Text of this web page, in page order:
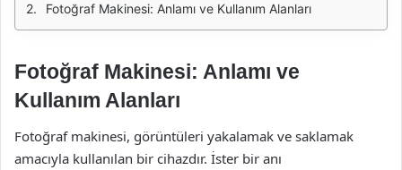
Fotoğraf Makinesi: Anlamı ve Kullanım Alanları
Fotoğraf Makinesi: Anlamı ve
Kullanım Alanları
Fotoğraf makinesi, görüntüleri yakalamak ve saklamak
amacıyla kullanılan bir cihazdır. İster bir anı